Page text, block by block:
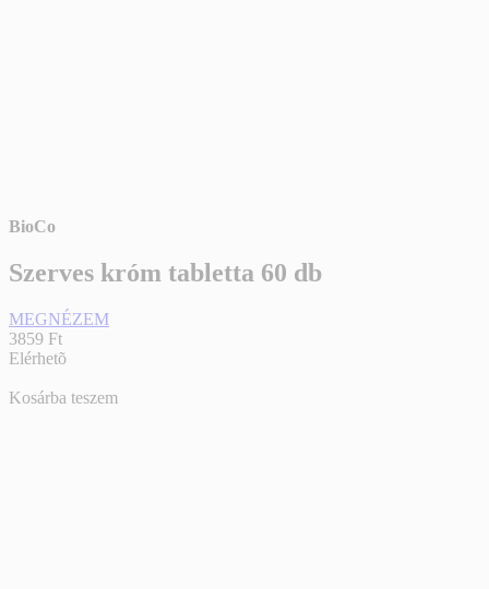
BioCo
Szerves króm tabletta 60 db
MEGNÉZEM
3859 Ft
Elérhetõ
Kosárba teszem